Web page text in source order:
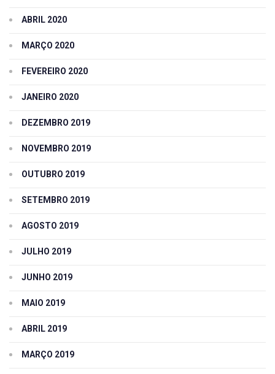
ABRIL 2020
MARÇO 2020
FEVEREIRO 2020
JANEIRO 2020
DEZEMBRO 2019
NOVEMBRO 2019
OUTUBRO 2019
SETEMBRO 2019
AGOSTO 2019
JULHO 2019
JUNHO 2019
MAIO 2019
ABRIL 2019
MARÇO 2019